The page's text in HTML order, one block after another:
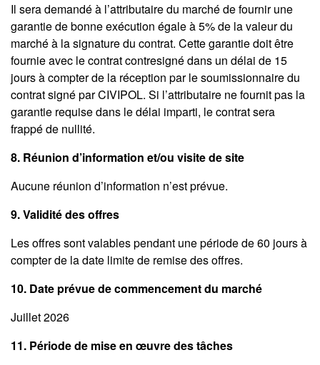
Il sera demandé à l’attributaire du marché de fournir une
garantie de bonne exécution égale à 5% de la valeur du
marché à la signature du contrat. Cette garantie doit être
fournie avec le contrat contresigné dans un délai de 15
jours à compter de la réception par le soumissionnaire du
contrat signé par CIVIPOL. Si l’attributaire ne fournit pas la
garantie requise dans le délai imparti, le contrat sera
frappé de nullité.
8. Réunion d’information et/ou visite de site
Aucune réunion d’information n’est prévue.
9. Validité des offres
Les offres sont valables pendant une période de 60 jours à
compter de la date limite de remise des offres.
10. Date prévue de commencement du marché
Juillet 2026
11. Période de mise en œuvre des tâches